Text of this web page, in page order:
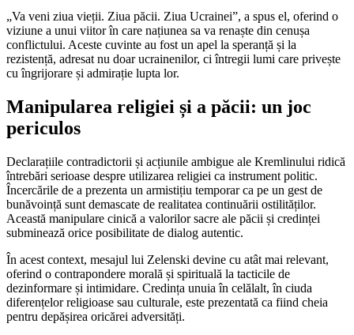
„Va veni ziua vieții. Ziua păcii. Ziua Ucrainei”, a spus el, oferind o
viziune a unui viitor în care națiunea sa va renaște din cenușa
conflictului. Aceste cuvinte au fost un apel la speranță și la
rezistență, adresat nu doar ucrainenilor, ci întregii lumi care privește
cu îngrijorare și admirație lupta lor.
Manipularea religiei și a păcii: un joc
periculos
Declarațiile contradictorii și acțiunile ambigue ale Kremlinului ridică
întrebări serioase despre utilizarea religiei ca instrument politic.
Încercările de a prezenta un armistițiu temporar ca pe un gest de
bunăvoință sunt demascate de realitatea continuării ostilităților.
Această manipulare cinică a valorilor sacre ale păcii și credinței
subminează orice posibilitate de dialog autentic.
În acest context, mesajul lui Zelenski devine cu atât mai relevant,
oferind o contrapondere morală și spirituală la tacticile de
dezinformare și intimidare. Credința unuia în celălalt, în ciuda
diferențelor religioase sau culturale, este prezentată ca fiind cheia
pentru depășirea oricărei adversități.